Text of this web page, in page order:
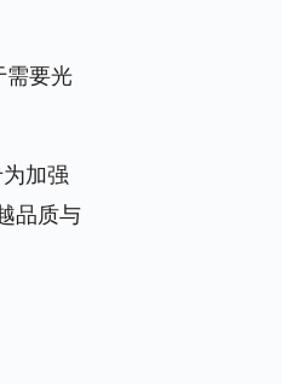
需要光
加强
品质与